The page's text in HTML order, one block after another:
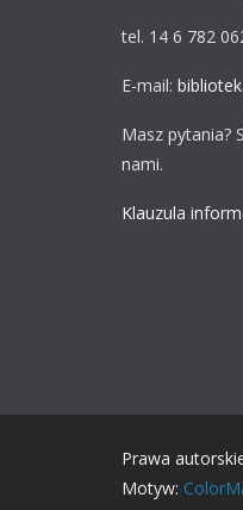
tel. 14 6 782
E-mail:
Masz pytania?
nami.
Klauzula
Prawa
Motyw: